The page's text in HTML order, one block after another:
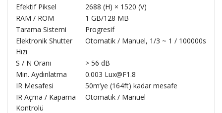
Efektif Piksel
2688 (H) × 1520 (V)
RAM / ROM
1 GB/128 MB
Tarama Sistemi
Progresif
Elektronik Shutter
Hızı
Otomatik / Manuel, 1/3 ~ 1 / 100000s
S / N Oranı
> 56 dB
Min. Aydınlatma
0.003 Lux@F1.8
IR Mesafesi
50m’ye (164ft) kadar mesafe
IR Açma / Kapama
Kontrolü
Otomatik / Manuel